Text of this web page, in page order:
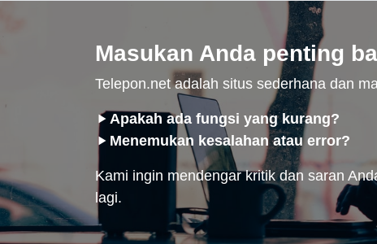
Masukan Anda penting
Telepon.net adalah situs sederhana dan
Apakah ada fungsi yang kurang?
Menemukan kesalahan atau error?
Kami ingin mendengar kritik dan saran
lagi.